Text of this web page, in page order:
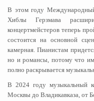
В этом году Международный
Хиблы Герзмава
концертмейстеров теперь
состоится на основной
камерная. Пианистам
но и романсы, потому что
полно раскрывается
В 2024 году музыкальный
Москвы до Владикавказа, от